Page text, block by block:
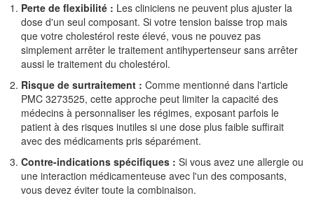
Perte de flexibilité : Les cliniciens ne peuvent plus ajuster la
dose d'un seul composant. Si votre tension baisse trop mais
que votre cholestérol reste élevé, vous ne pouvez pas
simplement arrêter le traitement antihypertenseur sans arrêter
aussi le traitement du cholestérol.
Risque de surtraitement : Comme mentionné dans l'article
PMC 3273525, cette approche peut limiter la capacité des
médecins à personnaliser les régimes, exposant parfois le
patient à des risques inutiles si une dose plus faible suffirait
avec des médicaments pris séparément.
Contre-indications spécifiques : Si vous avez une allergie ou
une interaction médicamenteuse avec l'un des composants,
vous devez éviter toute la combinaison.